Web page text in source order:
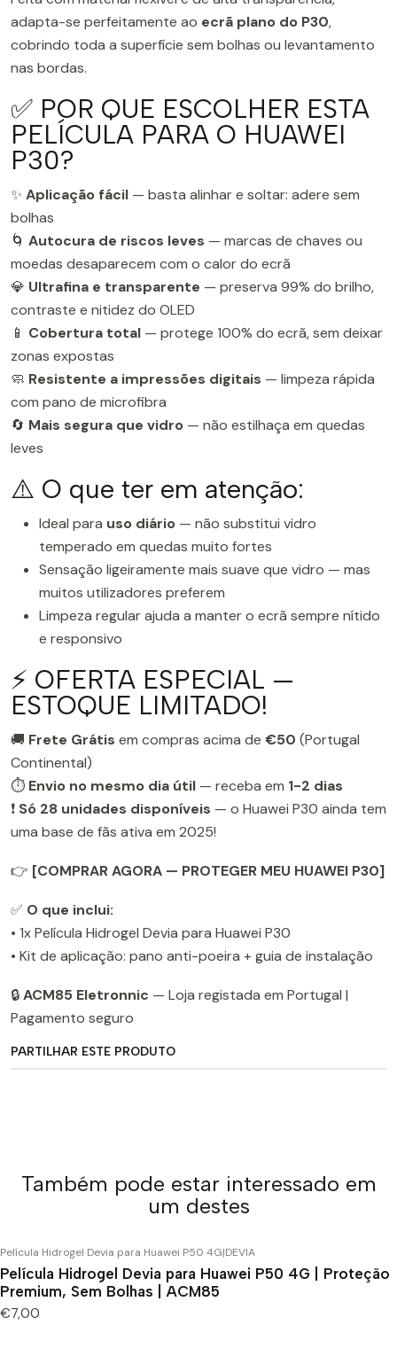
adapta-se perfeitamente ao ecrã plano do P30,
cobrindo toda a superfície sem bolhas ou levantamento
nas bordas.
✅ POR QUE ESCOLHER ESTA
PELÍCULA PARA O HUAWEI
P30?
✨ Aplicação fácil — basta alinhar e soltar: adere sem
bolhas
🌀 Autocura de riscos leves — marcas de chaves ou
moedas desaparecem com o calor do ecrã
💎 Ultrafina e transparente — preserva 99% do brilho,
contraste e nitidez do OLED
📱 Cobertura total — protege 100% do ecrã, sem deixar
zonas expostas
🧼 Resistente a impressões digitais — limpeza rápida
com pano de microfibra
🔄 Mais segura que vidro — não estilhaça em quedas
leves
⚠️ O que ter em atenção:
Ideal para uso diário — não substitui vidro
temperado em quedas muito fortes
Sensação ligeiramente mais suave que vidro — mas
muitos utilizadores preferem
Limpeza regular ajuda a manter o ecrã sempre nítido
e responsivo
⚡ OFERTA ESPECIAL —
ESTOQUE LIMITADO!
🚚 Frete Grátis em compras acima de €50 (Portugal
Continental)
⏱️ Envio no mesmo dia útil — receba em 1-2 dias
❗ Só 28 unidades disponíveis — o Huawei P30 ainda tem
uma base de fãs ativa em 2025!
👉 [COMPRAR AGORA — PROTEGER MEU HUAWEI P30]
✅ O que inclui:
• 1x Película Hidrogel Devia para Huawei P30
• Kit de aplicação: pano anti-poeira + guia de instalação
🔒ACM85 Eletronnic — Loja registada em Portugal |
Pagamento seguro
PARTILHAR ESTE PRODUTO
Também pode estar interessado em
um destes
Película Hidrogel Devia para Huawei P50 4G|DEVIA
Película Hidrogel Devia para Huawei P50 4G | Proteção
Premium, Sem Bolhas | ACM85
€7,00